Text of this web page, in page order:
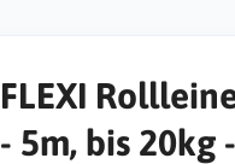
FLEXI
- 5m, bis 20kg